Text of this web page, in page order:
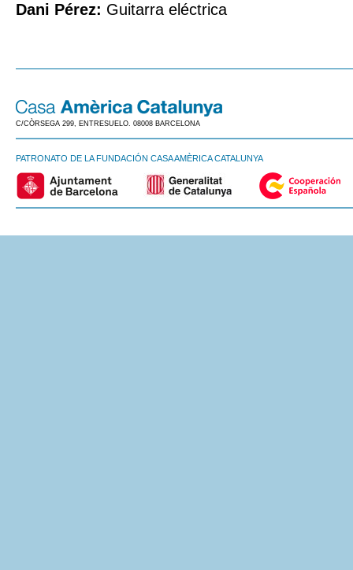
Dani Pérez: Guitarra eléctrica
C/CÒRSEGA 299, ENTRESUELO. 08008 BARCELONA
PATRONATO DE LA FUNDACIÓN CASA AMÈRICA CATALUNYA